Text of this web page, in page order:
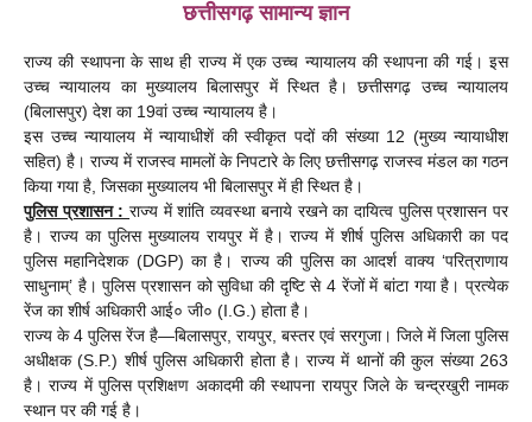
छत्तीसगढ़ सामान्य ज्ञान
राज्य की स्थापना के साथ ही राज्य में एक उच्च न्यायालय की स्थापना की गई। इस
उच्च न्यायालय का मुख्यालय बिलासपुर में स्थित है। छत्तीसगढ़ उच्च न्यायालय
(बिलासपुर) देश का 19वां उच्च न्यायालय है।
इस उच्च न्यायालय में न्यायाधीशें की स्वीकृत पदों की संख्या 12 (मुख्य न्यायाधीश
सहित) है। राज्य में राजस्व मामलों के निपटारे के लिए छत्तीसगढ़ राजस्व मंडल का गठन
किया गया है, जिसका मुख्यालय भी बिलासपुर में ही स्थित है।
पुलिस प्रशासन :राज्य में शांति व्यवस्था बनाये रखने का दायित्व पुलिस प्रशासन पर
है। राज्य का पुलिस मुख्यालय रायपुर में है। राज्य में शीर्ष पुलिस अधिकारी का पद
पुलिस महानिदेशक (DGP) का है। राज्य की पुलिस का आदर्श वाक्य ‘परित्राणाय
साधुनाम्’ है। पुलिस प्रशासन को सुविधा की दृष्टि से 4 रेंजों में बांटा गया है। प्रत्येक
रेंज का शीर्ष अधिकारी आई० जी० (I.G.) होता है।
राज्य के 4 पुलिस रेंज है—बिलासपुर, रायपुर, बस्तर एवं सरगुजा। जिले में जिला पुलिस
अधीक्षक (S.P.) शीर्ष पुलिस अधिकारी होता है। राज्य में थानों की कुल संख्या 263
है। राज्य में पुलिस प्रशिक्षण अकादमी की स्थापना रायपुर जिले के चन्द्रखुरी नामक
स्थान पर की गई है।